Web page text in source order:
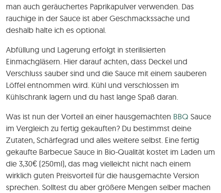
man auch geräuchertes Paprikapulver verwenden. Das
rauchige in der Sauce ist aber Geschmackssache und
deshalb halte ich es optional.
Abfüllung und Lagerung erfolgt in sterilisierten
Einmachgläsern. Hier darauf achten, dass Deckel und
Verschluss sauber sind und die Sauce mit einem sauberen
Löffel entnommen wird. Kühl und verschlossen im
Kühlschrank lagern und du hast lange Spaß daran.
Was ist nun der Vorteil an einer hausgemachten BBQ Sauce
im Vergleich zu fertig gekauften? Du bestimmst deine
Zutaten, Schärfegrad und alles weitere selbst. Eine fertig
gekaufte Barbecue Sauce in Bio-Qualität kostet im Laden um
die 3,30€ (250ml), das mag vielleicht nicht nach einem
wirklich guten Preisvorteil für die hausgemachte Version
sprechen. Solltest du aber größere Mengen selber machen